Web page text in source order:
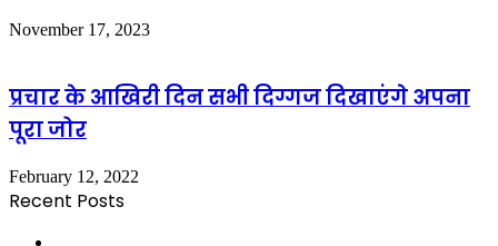
November 17, 2023
प्रचार के आखिरी दिन सभी दिग्गज दिखाएंगे अपना
पूरा जोर
February 12, 2022
Recent Posts